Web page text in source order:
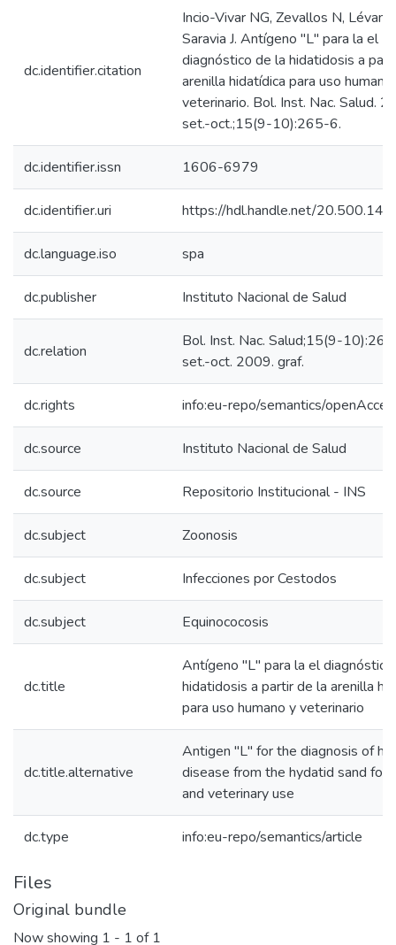
dc.identifier.citation
Incio-Vivar NG, Zevallos N,
Saravia J. Antígeno "L" para la el
diagnóstico de la hidatidosis a
arenilla hidatídica para uso humano
veterinario. Bol. Inst. Nac. Salud.
set.-oct.;15(9-10):265-6.
dc.identifier.issn 1606-6979
dc.identifier.uri https://hdl.handle.net/
dc.language.iso spa
dc.publisher Instituto Nacional de Salud
dc.relation
Bol. Inst. Nac. Salud;15(9-
set.-oct. 2009. graf.
dc.rights info:eu-repo/semantics/
dc.source Instituto Nacional de Salud
dc.source Repositorio Institucional - INS
dc.subject Zoonosis
dc.subject Infecciones por Cestodos
dc.subject Equinococosis
dc.title
Antígeno "L" para la el
hidatidosis a partir de la arenilla
para uso humano y veterinario
dc.title.alternative
Antigen "L" for the diagnosis of
disease from the hydatid sand for
and veterinary use
dc.type info:eu-repo/semantics/article
Files
Original bundle
Now showing 1 - 1 of 1